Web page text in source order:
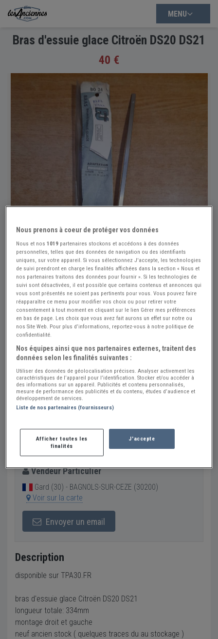
MENU
Bras d'essuie glace Citroën DS20 DS21
40 €
Réf : A678063 Actualisée le : 23/07/2026
Bras d'essuie glace Citroën DS20 DS21
40 €
Vendeur Particulier
Gard (30) - BAGNOLS-SUR-CEZE (30200)
Voir sur la carte
Envoyer un email
Description
disponible sur TPA30.FR
bras d'essuie glace Citroën DS20 DS21
longueur totale: 334mm
montage droit et gauche
neuf ancien stock ( quelques traces du au stockage )
Nous prenons à coeur de protéger vos données
Nous et nos1019 partenaires stockons et accédons à des données
personnelles, telles que des données de navigation ou des identifiants
uniques, sur votre appareil. Si vous sélectionnez J'accepte, les technologies
de suivi prendront en charge les finalités affichées dans la section « Nous et
nos partenaires traitons des données pour fournir ». Si les technologies de
suivi sont désactivées, il est possible que certains contenus et annonces qui
vous sont présentés ne soient pas pertinents pour vous. Vous pouvez faire
réapparaître ce menu pour modifier vos choix ou pour retirer votre
consentement à tout moment en cliquant sur le lien Gérer mes préférences
en bas de page. Les choix que vous avez fait aurons un effet sur notre ou
nos Site Web. Pour plus d’informations, reportez-vous à notre politique de
confidentialité.
Nos équipes ainsi que nos partenaires externes, traitent des
données selon les finalités suivantes :
Utiliser des données de géolocalisation précises. Analyser activement les
caractéristiques de l’appareil pour l’identification. Stocker et/ou accéder à
des informations sur un appareil. Publicités et contenu personnalisés,
mesure de performance des publicités et du contenu, études d’audience et
développement de services.
Liste de nos partenaires (fournisseurs)
Afficher toutes les
finalités
J'accepte